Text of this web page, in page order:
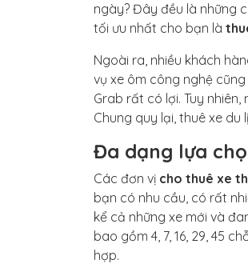
ngày? Đây đều là những
tối ưu nhất cho bạn là
Ngoài ra, nhiều khách
vụ xe ôm công nghệ
Grab rất có lợi. Tuy
Chung quy lại, thuê xe
Đa dạng lựa
Các đơn vị cho thuê xe
bạn có nhu cầu, có rất
kể cả những xe mới và
bao gồm 4, 7, 16, 29, 45
hợp.